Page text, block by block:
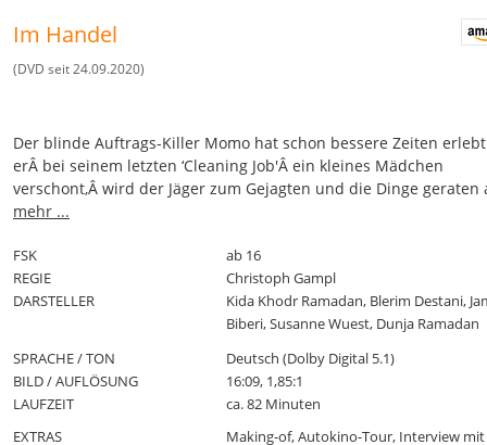
Im Handel
(DVD seit 24.09.2020)
Der blinde Auftrags-Killer Momo hat schon bessere Zeiten
erÂ bei seinem letzten ‘Cleaning Job'Â ein kleines Mädchen
verschont,Â wird der Jäger zum Gejagten und die Dinge geraten
dem Ruder.
Loyalität, Vertrauen und Intrigen mit "4 Blocks"-Star KidaÂ Khodr
Ramadan in der Hauptrolle.
mehr ...
FSK
ab 16
REGIE
Christoph Gampl
DARSTELLER
Kida Khodr Ramadan, Blerim Destani,
Biberi, Susanne Wuest, Dunja Ramadan
SPRACHE / TON
Deutsch (Dolby Digital 5.1)
BILD / AUFLÖSUNG
16:09, 1,85:1
LAUFZEIT
ca. 82 Minuten
EXTRAS
Making-of, Autokino-Tour, Interview mit